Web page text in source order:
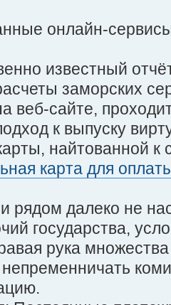
онлайн-
известный
заморских
веб-сайте,
к выпуску
найтованной к
карта для
далеко не
государства,
рука